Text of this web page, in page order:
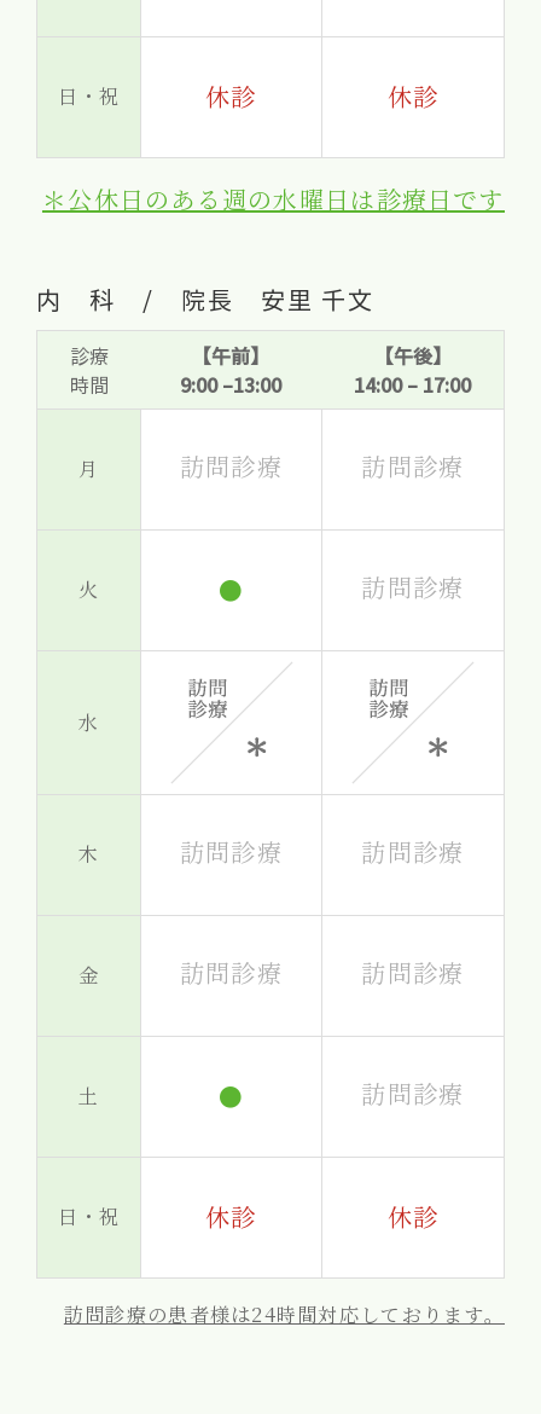
日・祝 休診 休診
＊公休日のある週の水曜日は診療日です
内 科 / 院長 安里 千文
診療
時間
【午前】
9:00 –13:00
【午後】
14:00 – 17:00
月 訪問診療 訪問診療
火 ● 訪問診療
水
木 訪問診療 訪問診療
金 訪問診療 訪問診療
土 ● 訪問診療
日・祝 休診 休診
訪問診療の患者様は24時間対応しております。